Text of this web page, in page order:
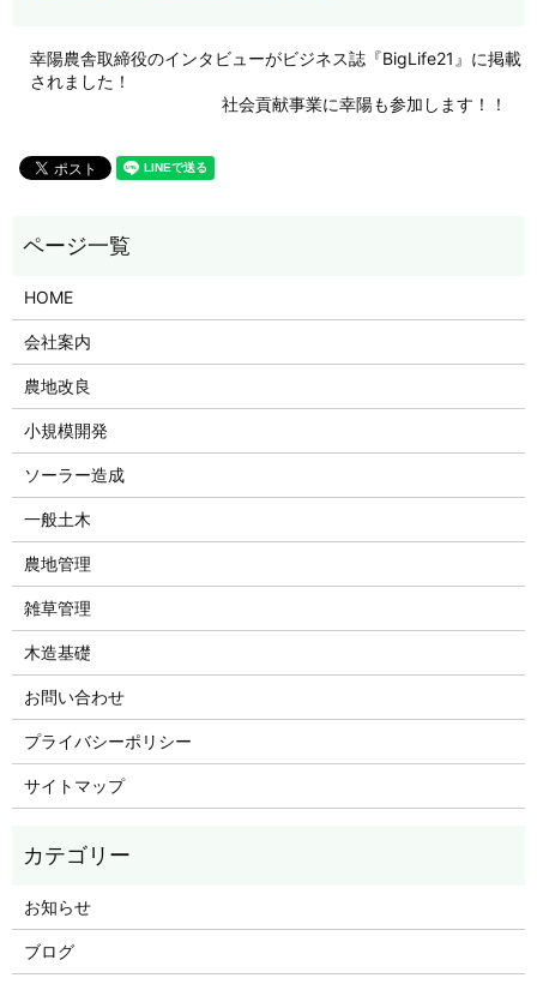
幸陽農舎取締役のインタビューがビジネス誌『BigLife21』に掲載
されました！
社会貢献事業に幸陽も参加します！！
HOME
会社案内
農地改良
小規模開発
ソーラー造成
一般土木
農地管理
雑草管理
木造基礎
お問い合わせ
プライバシーポリシー
サイトマップ
お知らせ
ブログ